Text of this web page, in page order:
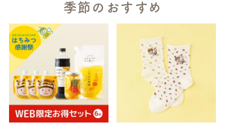
季節のおすすめ